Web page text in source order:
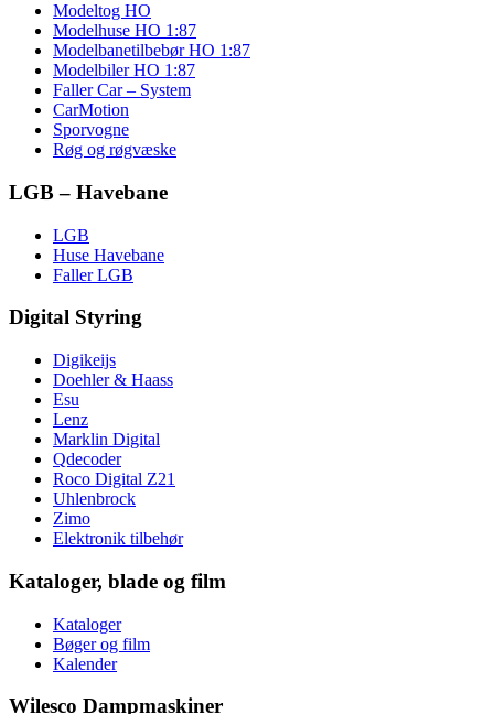
Modeltog HO
Modelhuse HO 1:87
Modelbanetilbebør HO 1:87
Modelbiler HO 1:87
Faller Car – System
CarMotion
Sporvogne
Røg og røgvæske
LGB – Havebane
LGB
Huse Havebane
Faller LGB
Digital Styring
Digikeijs
Doehler & Haass
Esu
Lenz
Marklin Digital
Qdecoder
Roco Digital Z21
Uhlenbrock
Zimo
Elektronik tilbehør
Kataloger, blade og film
Kataloger
Bøger og film
Kalender
Wilesco Dampmaskiner